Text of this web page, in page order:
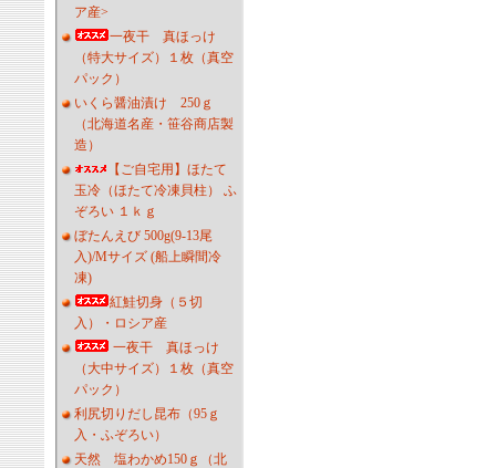
ア産>
一夜干 真ほっけ
（特大サイズ）１枚（真空
パック）
いくら醤油漬け 250ｇ
（北海道名産・笹谷商店製
造）
【ご自宅用】ほたて
玉冷（ほたて冷凍貝柱） ふ
ぞろい １ｋｇ
ぼたんえび 500g(9-13尾
入)/Mサイズ (船上瞬間冷
凍)
紅鮭切身（５切
入）・ロシア産
一夜干 真ほっけ
（大中サイズ）１枚（真空
パック）
利尻切りだし昆布（95ｇ
入・ふぞろい）
天然 塩わかめ150ｇ（北